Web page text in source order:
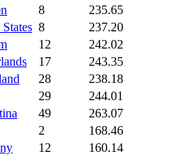
8
235.65
8
237.20
12
242.02
17
243.35
28
238.18
29
244.01
49
263.07
2
168.46
12
160.14